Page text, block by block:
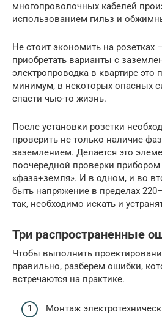
многопроволочных кабелей
использованием гильз и
Не стоит экономить на розетках
приобретать варианты с
электропроводка в квартире это
минимум, в некоторых опасных
спасти чью-то жизнь.
После установки розетки
проверить не только наличие
заземлением. Делается это
поочередной проверки
«фаза+земля». И в одном, и во
быть напряжение в пределах
так, необходимо искать и
Три распространенные
Чтобы выполнить
правильно, разберем ошибки,
встречаются на практике.
Монтаж